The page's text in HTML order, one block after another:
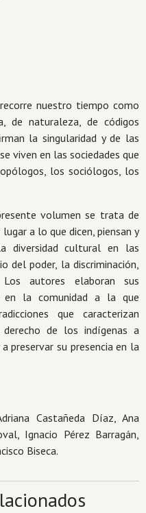
nuestro tiempo como
de naturaleza, de códigos
la singularidad y de las
viven en las sociedades que
los sociólogos, los
volumen se trata de
a lo que dicen, piensan y
diversidad cultural en las
del poder, la discriminación,
autores elaboran sus
en la comunidad a la que
que caracterizan
de los indígenas a
preservar su presencia en la
Castañeda Díaz, Ana
Ignacio Pérez Barragán,
Biseca.